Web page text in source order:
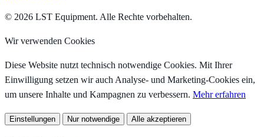
© 2026 LST Equipment. Alle Rechte vorbehalten.
Wir verwenden Cookies
Diese Website nutzt technisch notwendige Cookies. Mit Ihrer
Einwilligung setzen wir auch Analyse- und Marketing-Cookies ein,
um unsere Inhalte und Kampagnen zu verbessern. Mehr erfahren
Einstellungen Nur notwendige Alle akzeptieren